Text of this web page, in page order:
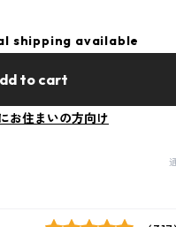
shipping available
to cart
お住まいの方向け